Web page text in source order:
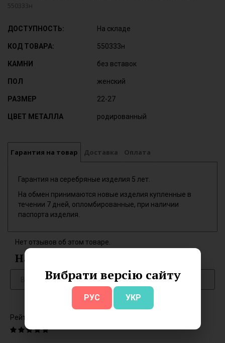
Вибрати версію сайту
РУС УКР
550333н
ДОСТУПНОСТЬ: На складе
КОД ТОВАРА: 550333н
КАМНИ без вставок
ПОЛ женский
РАЗМЕР 22-27
ЦВЕТ МЕТАЛЛА родированный
Гарантия на товар Доставка Оплата
Гарантия на серебряные изделия 5 лет.
На обмен принимаются новые изделия купленные в
течении 7 дней, опломбированные, при наличии
паспорта изделия.
Нет отзывов об этом товаре.
Написать отзыв
Рейтинг